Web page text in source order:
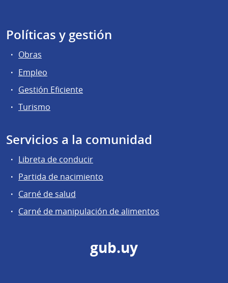
Políticas y gestión
Obras
Empleo
Gestión Eficiente
Turismo
Servicios a la comunidad
Libreta de conducir
Partida de nacimiento
Carné de salud
Carné de manipulación de alimentos
gub.uy